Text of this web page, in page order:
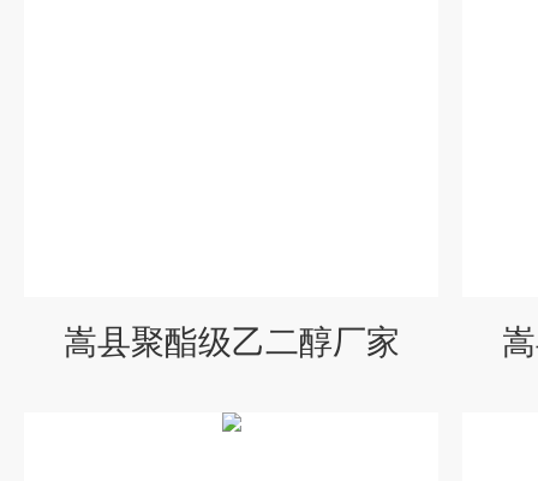
嵩县聚酯级乙二醇厂家